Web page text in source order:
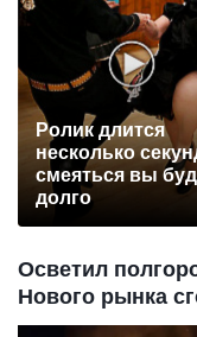
Ролик длится
несколько
смеяться вы
долго
Осветил
Нового рынка